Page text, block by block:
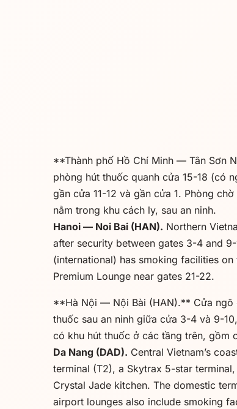
**Thành phố Hồ Chí Minh — Tân Sơn
phòng hút thuốc quanh cửa 15-18 (có
gần cửa 11-12 và gần cửa 1. Phòng
nằm trong khu cách ly, sau an ninh.
Hanoi — Noi Bai (HAN). Northern
after security between gates 3-4 and
(international) has smoking facilities
Premium Lounge near gates 21-22.
**Hà Nội — Nội Bài (HAN).** Cửa ngõ
thuốc sau an ninh giữa cửa 3-4 và 9-
có khu hút thuốc ở các tầng trên, gồm
Da Nang (DAD). Central Vietnam’s
terminal (T2), a Skytrax 5-star
Crystal Jade kitchen. The domestic
airport lounges also include smoking